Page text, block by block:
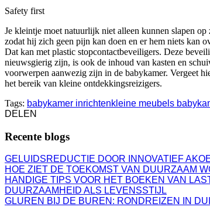
Safety first
Je kleintje moet natuurlijk niet alleen kunnen slapen
zodat hij zich geen pijn kan doen en er hem niets kan
Dat kan met plastic stopcontactbeveiligers. Deze
nieuwsgierig zijn, is ook de inhoud van kasten en
voorwerpen aanwezig zijn in de babykamer. Vergeet
het bereik van kleine ontdekkingsreizigers.
Tags: babykamer inrichtenkleine meubels
DELEN
Recente blogs
GELUIDSREDUCTIE DOOR INNOVATIEF
HOE ZIET DE TOEKOMST VAN DUURZAAM
HANDIGE TIPS VOOR HET BOEKEN VAN
DUURZAAMHEID ALS LEVENSSTIJL
GLUREN BIJ DE BUREN: RONDREIZEN IN